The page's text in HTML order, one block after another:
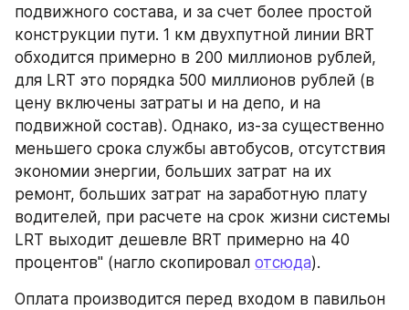
подвижного состава, и за счет более простой
конструкции пути. 1 км двухпутной линии BRT
обходится примерно в 200 миллионов рублей,
для LRT это порядка 500 миллионов рублей (в
цену включены затраты и на депо, и на
подвижной состав). Однако, из-за существенно
меньшего срока службы автобусов, отсутствия
экономии энергии, больших затрат на их
ремонт, больших затрат на заработную плату
водителей, при расчете на срок жизни системы
LRT выходит дешевле BRT примерно на 40
процентов" (нагло скопировал отсюда).
Оплата производится перед входом в павильон